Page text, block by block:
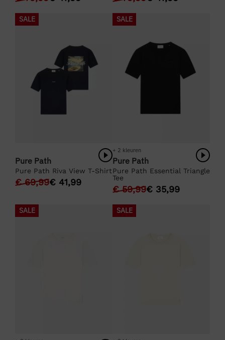
SALE
Pure Path
Pure Path Riva View T-Shirt
€69,99€ 41,99
SALE
+ 2 kleuren
Pure Path
Pure Path Essential Triangle
Tee
€59,99€ 35,99
SALE SALE